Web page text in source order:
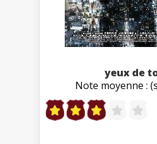
yeux de
Note moyenne :